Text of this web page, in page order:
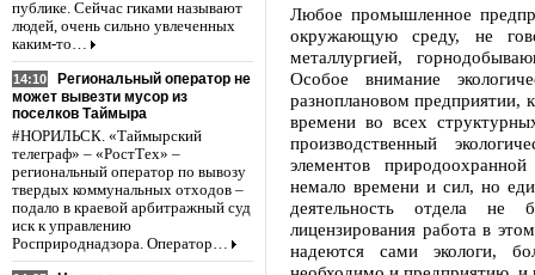
публике. Сейчас гиками называют
людей, очень сильно увлеченных
каким-то…
14:10
Региональный оператор не
может вывезти мусор из
поселков Таймыра
#НОРИЛЬСК. «Таймырский
телеграф» – «РостТех» –
региональный оператор по вывозу
твердых коммунальных отходов –
подало в краевой арбитражный суд
иск к управлению
Росприроднадзора. Оператор…
Любое промышленное
окружающую среду, не
металлургией,
Особое внимание
разноплановом предприятии,
времени во всех
производственный
элементов
немало времени и сил, но
деятельность отдела
лицензирования работа в
надеются сами экологи,